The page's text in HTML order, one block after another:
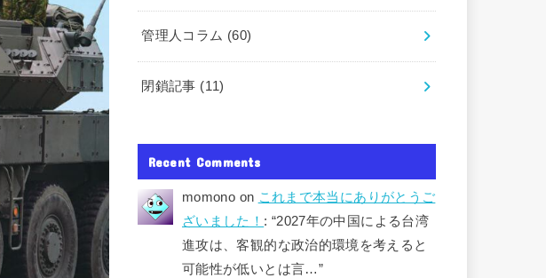
管理人コラム (60)
閉鎖記事 (11)
Recent Comments
momono on これまで本当にありがとうご
ざいました！ : “2027年の中国による台湾
進攻は、客観的な政治的環境を考えると
可能性が低いとは言…”